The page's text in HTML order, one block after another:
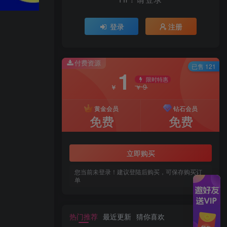
登录 注册
付费资源
￥ 1 限时特惠
￥9
黄金会员
免费
钻石会员
免费
立即购买
您当前未登录！建议登陆后购买，可保存购买订
单
已售 121
热门推荐 最近更新 猜你喜欢